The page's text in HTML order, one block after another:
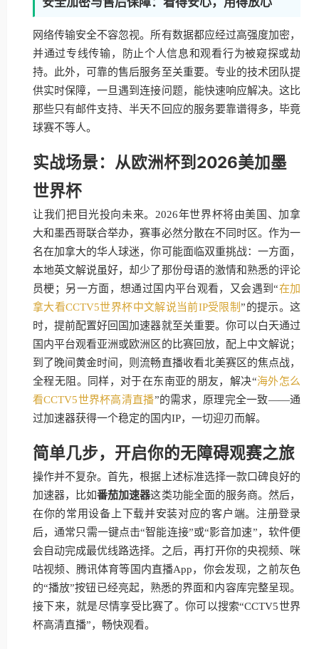
网络传输安全不容忽视。所有数据都应经过高强度加密，
并通过专线传输，防止个人信息和观看行为被窥探或劫
持。此外，可靠的售后服务至关重要。专业的技术团队提
供实时保障，一旦遇到连接问题，能快速响应解决。这比
那些只有邮件支持、半天不回应的服务要靠谱得多，毕竟
球赛不等人。
实战场景：从欧洲杯到2026美加墨
世界杯
让我们把目光投向未来。2026年世界杯将由美国、加拿
大和墨西哥联合举办，赛事必然分散在不同时区。作为一
名在加拿大的华人球迷，你可能面临双重挑战：一方面，
本地英文解说虽好，却少了那份母语的激情和熟悉的评论
员梗；另一方面，想通过国内平台观看，又会遇到“在加
拿大看CCTV5世界杯中文解说当前IP受限制”的提示。这
时，提前配置好回国加速器就至关重要。你可以白天通过
国内平台观看亚洲或欧洲区的比赛回放，配上中文解说；
到了晚间黄金时间，则流畅直播收看北美赛区的焦点战，
全程无阻。同样，对于在东南亚的朋友，解决“海外怎么
看CCTV5世界杯高清直播”的需求，原理完全一致——通
过加速器获得一个稳定的国内IP，一切迎刃而解。
简单几步，开启你的无障碍观赛之旅
操作并不复杂。首先，根据上述标准选择一款口碑良好的
加速器，比如番茄加速器这类功能全面的服务商。然后，
在你的常用设备上下载并安装对应的客户端。注册登录
后，通常只需一键点击“智能连接”或“影音加速”，软件便
会自动完成最优线路选择。之后，再打开你的央视频、咪
咕视频、腾讯体育等国内直播App，你会发现，之前灰色
的“播放”按钮已经亮起，熟悉的界面和内容库完整呈现。
接下来，就是尽情享受比赛了。你可以搜索“CCTV5世界
杯高清直播”，畅快观看。